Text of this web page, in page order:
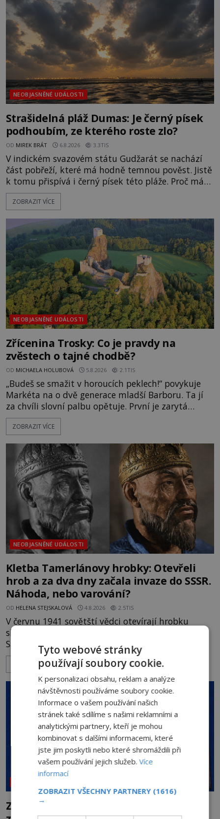
NEOBJASNĚNÉ UDÁLOSTI
Strašidelná pláž Dumas: Je černý písek
podhoubím, ze kterého roste zlo?
OD MIREK BRÁT 6.8.2026 3.3TIS
V indickém svazovém státu Gudžarát se nachází
část pobřeží, které má hodně temnou pověst. Jistě
k tomu přispívá i černý písek této pláže. Proč má
pláž takové netypické zbarvení? Nakolik jsou
pravdivé historky, že zde došlo k nevysvětlitelným
následovat. Vstupujeme na pláž Dumas ve městě
Surat. Gu
ZOBRAZIT VÍCE
NEOBJASNĚNÉ UDÁLOSTI
Zřícenina Trosky: Co je pravdy na
zvěstech o tajné chodbě?
OD MICHAELA HOLUBOVÁ 5.8.2026 2.1TIS
„Budeš se smažit v horoucích peklech!“ povykuje
Markéta na o dvě generace mladší Barboru. Ta jí
za chvíli slovní palbu opětuje. První je zarytá
katolička, druhá přesvědčená kališnice. A každá z
nich se usídlí na jedné z věží slavného hradu
mezi vůdce protihusitského boje. Za manželku má
skutečně jistou
ZOBRAZIT VÍCE
NEOBJASNĚNÉ UDÁLOSTI
Kletba Tamerlánovy hrobky: Otevřeli
hrob a za dva dny začala invaze do SSSR.
Náhoda, nebo varování?
OD HELENA STEJSKALOVÁ 4.8.2026 2.5TIS
V červnu 1941 sovětští vědci otevírají hrobku
slavného dobyvatele Tamerlána v uzbeckém
Samarkandu. O dva dny později nacistické
Německo zahajuje operaci Barbarossa a napadá
Sovětský svaz. Shoda dat je natolik zarážející, že se
rodí jedna z nejslavnějších „kleteb“ 20. století. Je
na legendě něco pravdy, nebo jde jen o fascinující
souhru okolností? Když antropolog Michail
Gerasimov (1907-1970) a
ZOBRAZIT VÍCE
Záhada Rohoncského kodexu: Ukrývá
Tyto webové stránky
používají soubory cookie.
K personalizaci obsahu, reklam a analýze
návštěvnosti používáme soubory cookie.
Informace o vašem používání našich
stránek také sdílíme s našimi reklamními a
analytickými partnery, kteří je mohou
kombinovat s dalšími informacemi, které
jste jim poskytli nebo které shromáždili při
vašem používání jejich služeb.Více
informací
ZOBRAZIT VŠECHNY PARTNERY (1616)
→